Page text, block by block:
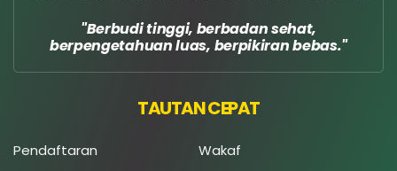
Berbudi tinggi, berbadan sehat,
berpengetahuan luas, berpikiran bebas.
TAUTAN CEPAT
Pendaftaran Wakaf